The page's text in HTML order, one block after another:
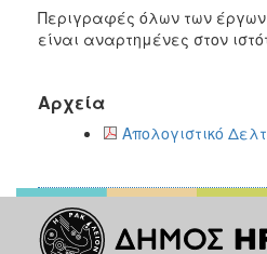
ΔΗΜΟΣ
ΑΝΘΕΚΤΙΚΗ
Περιγραφές όλων των
είναι αναρτημένες στον
Αρχεία
Απολογιστικό